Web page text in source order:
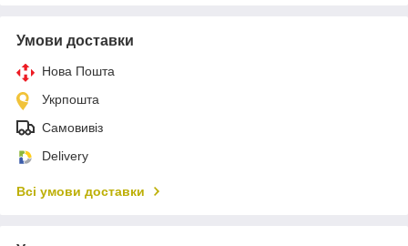
Умови доставки
Нова Пошта
Укрпошта
Самовивіз
Delivery
Всі умови доставки